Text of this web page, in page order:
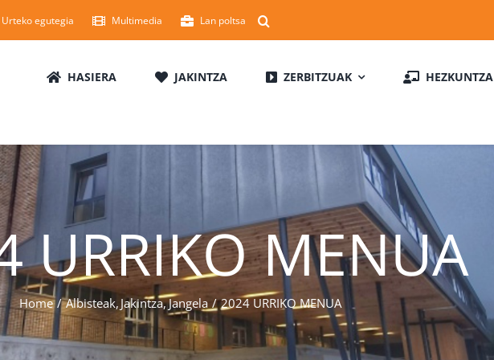
Urteko egutegia Multimedia Lan poltsa
HASIERA JAKINTZA ZERBITZUAK HEZKUNTZA
URRIKO MENUA
Home Albisteak Jakintza Jangela 2024 URRIKO MENUA